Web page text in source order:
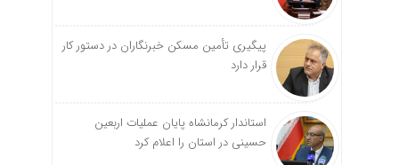
پیگیری تأمین مسکن خبرنگاران در دستور کار
قرار دارد
استاندار کرمانشاه پایان عملیات اربعین
حسینی در استان را اعلام کرد